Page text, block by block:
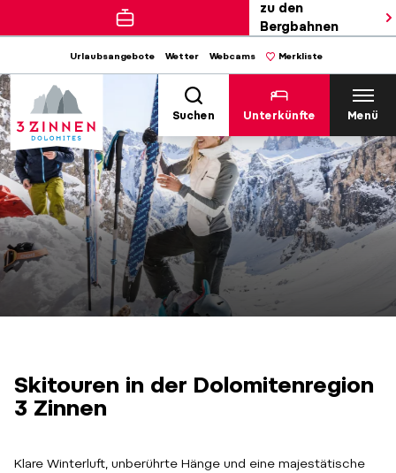
zu den
Bergbahnen
Urlaubsangebote Wetter Webcams Merkliste
Suchen Unterkünfte Menü
Skitouren in der Dolomitenregion
3 Zinnen
Klare Winterluft, unberührte Hänge und eine majestätische